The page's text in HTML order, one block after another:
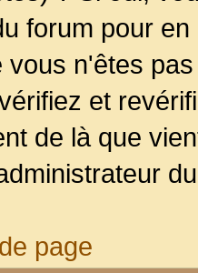
forum pour
vous n'êtes
et
de là que
page